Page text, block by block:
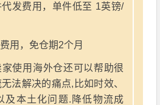
发费用，单件低至 1英镑/
用，免仓期2个月
使用海外仓还可以帮助很
法解决的痛点,比如时效、
及本土化问题.降低物流成